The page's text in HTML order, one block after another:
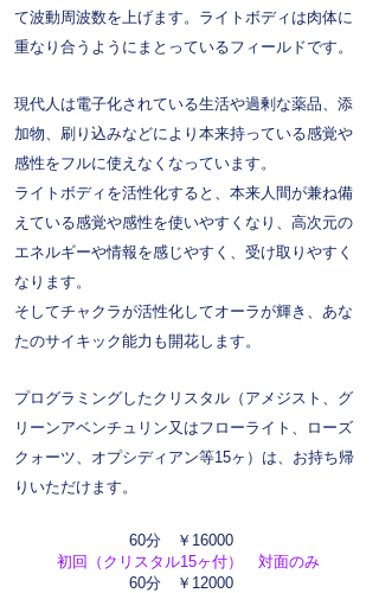
て波動周波数を上げます。ライトボディは肉体に
重なり合うようにまとっているフィールドです。
現代人は電子化されている生活や過剰な薬品、添
加物、刷り込みなどにより本来持っている感覚や
感性をフルに使えなくなっています。
ライトボディを活性化すると、本来人間が兼ね備
えている感覚や感性を使いやすくなり、高次元の
エネルギーや情報を感じやすく、受け取りやすく
なります。
そしてチャクラが活性化してオーラが輝き、あな
たのサイキック能力も開花します。
プログラミングしたクリスタル（アメジスト、グ
リーンアベンチュリン又はフローライト、ローズ
クォーツ、オプシディアン等15ヶ）は、お持ち帰
りいただけます。
60分 ￥16000
初回（クリスタル15ヶ付） 対面のみ
60分 ￥12000